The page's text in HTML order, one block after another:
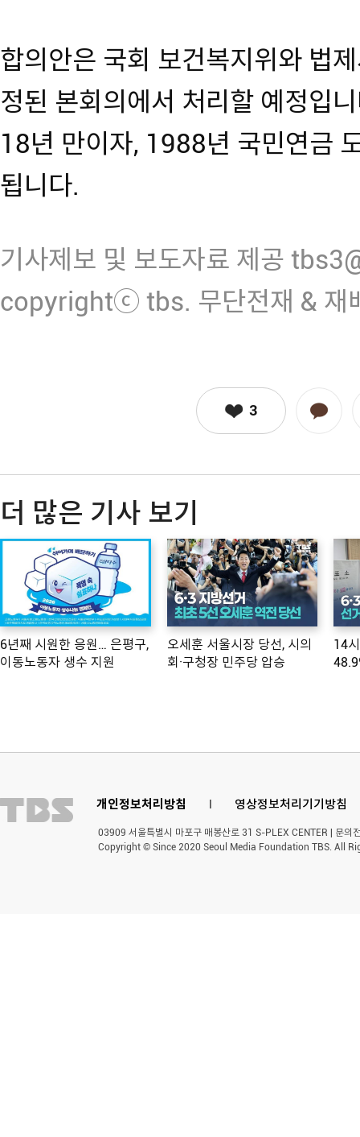
합의안은 국회 보건복지위와 법
정된 본회의에서 처리할 예정입
18년 만이자, 1988년 국민연금
됩니다.
기사제보 및 보도자료 제공
copyrightⓒ tbs. 무단전재 & 재
3
더 많은 기사 보기
6년째 시원한 응원… 은평구,
이동노동자 생수 지원
오세훈 서울시장 당선, 시의
회·구청장 민주당 압승
14
개인정보처리방침 l 영상정보처리기기방침
03909 서울특별시 마포구 매봉산로 31 S-PLEX CENTER | 문
Copyright © Since 2020 Seoul Media Foundation TBS. All